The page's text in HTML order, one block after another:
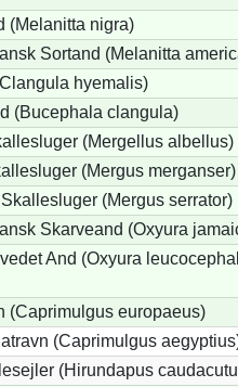
(Melanitta nigra)
Sortand (Melanitta
hyemalis)
(Bucephala clangula)
(Mergellus albellus)
(Mergus merganser)
(Mergus serrator)
Skarveand (Oxyura
And (Oxyura
(Caprimulgus europaeus)
(Caprimulgus
(Hirundapus